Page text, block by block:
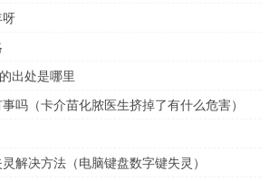
出处是哪里
吗（卡介苗化脓医生挤掉了有什么危害）
解决方法（电脑键盘数字键失灵）